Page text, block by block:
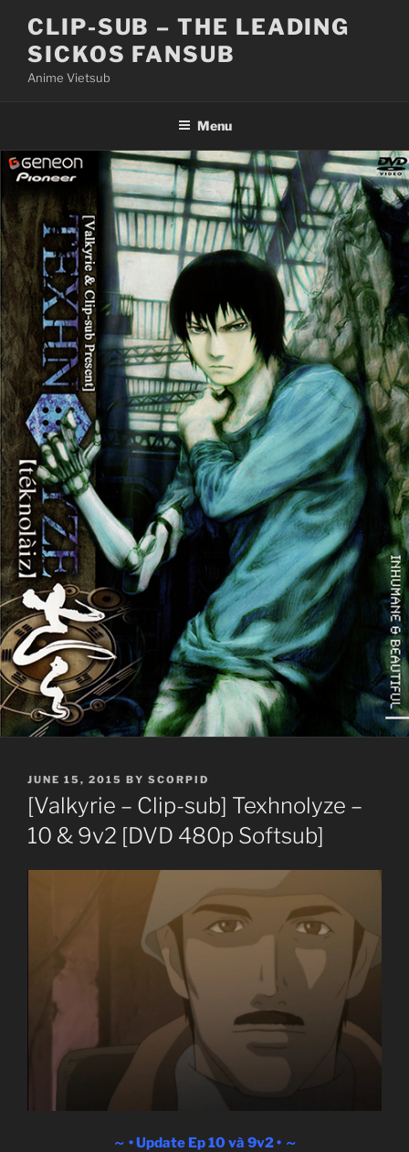
content
CLIP-SUB – THE LEADING
SICKOS FANSUB
Anime Vietsub
Menu
POSTED
ON
JUNE 15, 2015 BY SCORPID
[Valkyrie – Clip-sub] Texhnolyze –
10 & 9v2 [DVD 480p Softsub]
～ • Update Ep 10 và 9v2 • ～